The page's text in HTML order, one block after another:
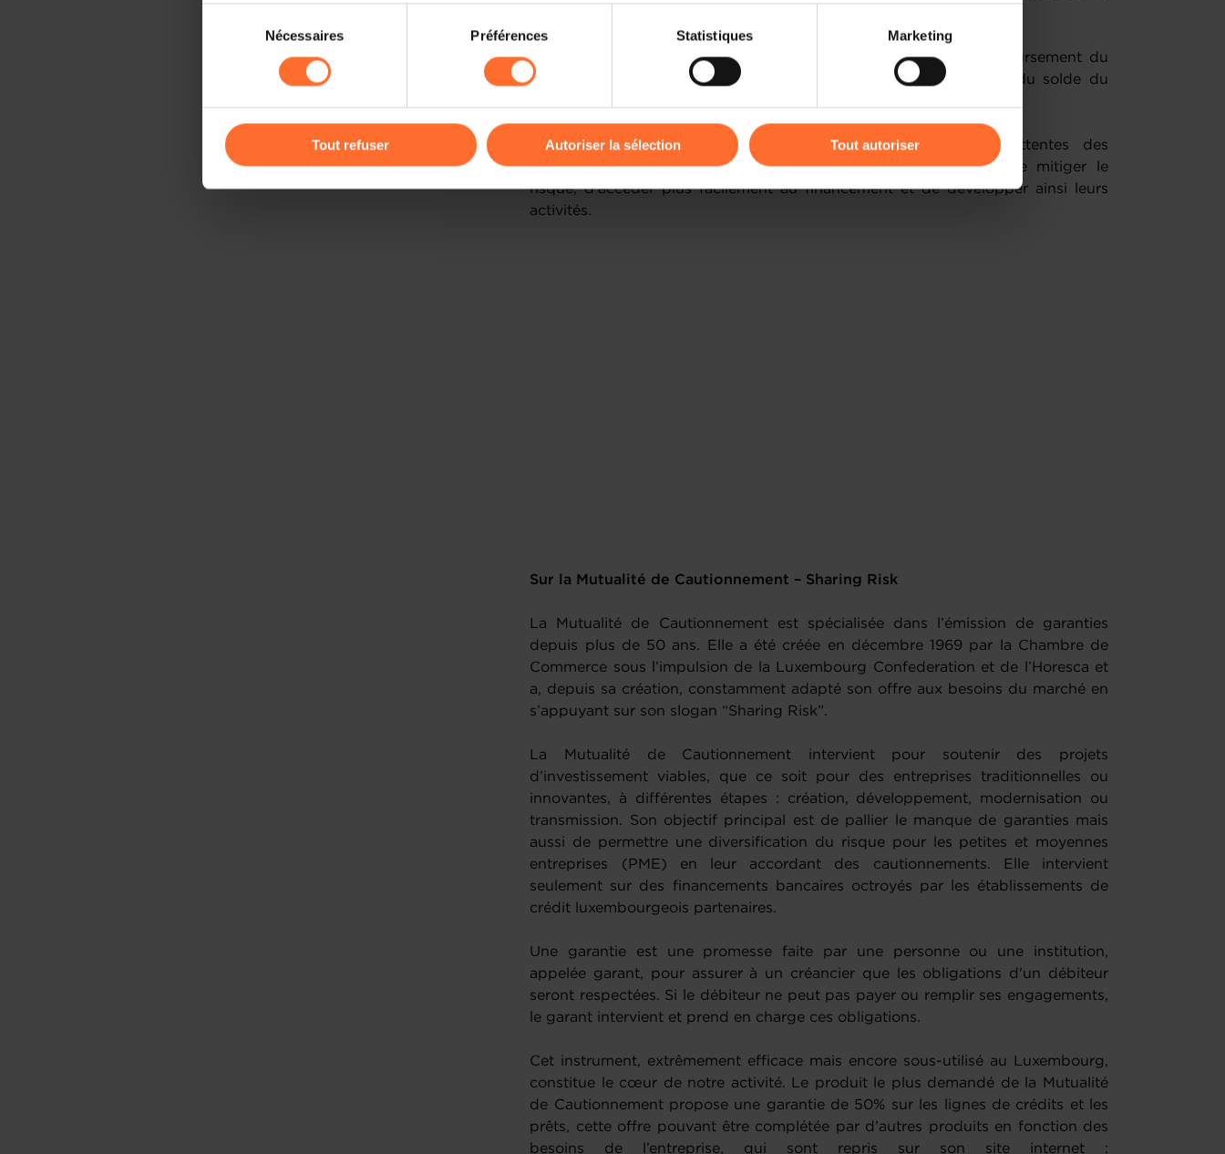
Il est précisé que la navigation sur le site et certaines fonctionnalités (ex : lecture de vidéos, partage sur les réseaux
sociaux, sauvegarde des préférences de lecture vidéo, personnalisation de l’affichage du site) peuvent être affectées en
cas de refus de tous les cookies ou des cookies non nécessaires.
gauche de chaque page.
Charte d’usage des cookies
consentement
Nécessaires Préférences Statistiques Marketing
Tout refuser Autoriser la sélection Tout autoriser
En cas de non-remboursement : en cas d’impossibilité de remboursement du
financement, la Mutualité de Cautionnement verse jusqu’à 80 % du solde du
Avantages de la garantie : cette innovation répond aux attentes des
entrepreneurs en apportant une solution concrète permettant de mitiger le
risque, d’accéder plus facilement au financement et de développer ainsi leurs
activités.
Sur la Mutualité de Cautionnement – Sharing Risk
La Mutualité de Cautionnement est spécialisée dans l’émission de garanties
depuis plus de 50 ans. Elle a été créée en décembre 1969 par la Chambre de
Commerce sous l’impulsion de la Luxembourg Confederation et de l’Horesca et
a, depuis sa création, constamment adapté son offre aux besoins du marché en
s’appuyant sur son slogan “Sharing Risk”.
La Mutualité de Cautionnement intervient pour soutenir des projets
d’investissement viables, que ce soit pour des entreprises traditionnelles ou
innovantes, à différentes étapes : création, développement, modernisation ou
transmission. Son objectif principal est de pallier le manque de garanties mais
aussi de permettre une diversification du risque pour les petites et moyennes
entreprises (PME) en leur accordant des cautionnements. Elle intervient
seulement sur des financements bancaires octroyés par les établissements de
crédit luxembourgeois partenaires.
Une garantie est une promesse faite par une personne ou une institution,
appelée garant, pour assurer à un créancier que les obligations d'un débiteur
seront respectées. Si le débiteur ne peut pas payer ou remplir ses engagements,
le garant intervient et prend en charge ces obligations.
Cet instrument, extrêmement efficace mais encore sous-utilisé au Luxembourg,
constitue le cœur de notre activité. Le produit le plus demandé de la Mutualité
de Cautionnement propose une garantie de 50% sur les lignes de crédits et les
prêts, cette offre pouvant être complétée par d’autres produits en fonction des
besoins de l’entreprise, qui sont repris sur son site internet :